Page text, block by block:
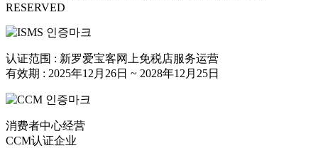
RESERVED
认证范围 : 新罗爱宝客网上免税店服务运营
有效期 : 2025年12月26日 ~ 2028年12月25日
消费者中心经营
CCM认证企业